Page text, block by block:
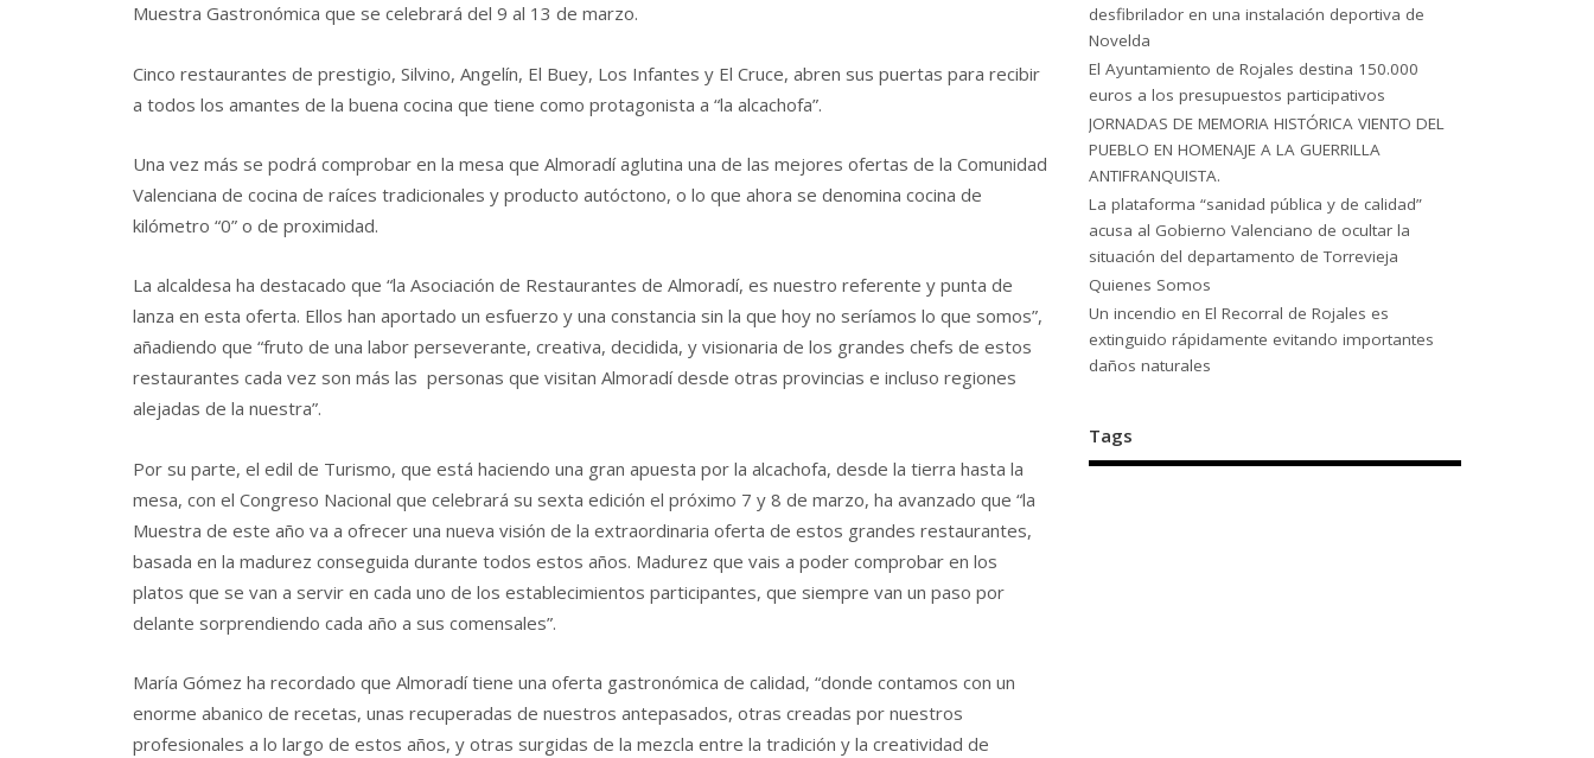
Muestra Gastronómica que se celebrará del 9 al 13 de marzo.
Cinco restaurantes de prestigio, Silvino, Angelín, El Buey, Los Infantes y El Cruce, abren sus puertas para recibir
a todos los amantes de la buena cocina que tiene como protagonista a “la alcachofa”.
Una vez más se podrá comprobar en la mesa que Almoradí aglutina una de las mejores ofertas de la Comunidad
Valenciana de cocina de raíces tradicionales y producto autóctono, o lo que ahora se denomina cocina de
kilómetro “0” o de proximidad.
La alcaldesa ha destacado que “la Asociación de Restaurantes de Almoradí, es nuestro referente y punta de
lanza en esta oferta. Ellos han aportado un esfuerzo y una constancia sin la que hoy no seríamos lo que somos”,
añadiendo que “fruto de una labor perseverante, creativa, decidida, y visionaria de los grandes chefs de estos
restaurantes cada vez son más las personas que visitan Almoradí desde otras provincias e incluso regiones
alejadas de la nuestra”.
Por su parte, el edil de Turismo, que está haciendo una gran apuesta por la alcachofa, desde la tierra hasta la
mesa, con el Congreso Nacional que celebrará su sexta edición el próximo 7 y 8 de marzo, ha avanzado que “la
Muestra de este año va a ofrecer una nueva visión de la extraordinaria oferta de estos grandes restaurantes,
basada en la madurez conseguida durante todos estos años. Madurez que vais a poder comprobar en los
platos que se van a servir en cada uno de los establecimientos participantes, que siempre van un paso por
delante sorprendiendo cada año a sus comensales”.
María Gómez ha recordado que Almoradí tiene una oferta gastronómica de calidad, “donde contamos con un
enorme abanico de recetas, unas recuperadas de nuestros antepasados, otras creadas por nuestros
profesionales a lo largo de estos años, y otras surgidas de la mezcla entre la tradición y la creatividad de
desfibrilador en una instalación deportiva de
Novelda
El Ayuntamiento de Rojales destina 150.000
euros a los presupuestos participativos
JORNADAS DE MEMORIA HISTÓRICA VIENTO DEL
PUEBLO EN HOMENAJE A LA GUERRILLA
ANTIFRANQUISTA.
La plataforma “sanidad pública y de calidad”
acusa al Gobierno Valenciano de ocultar la
situación del departamento de Torrevieja
Quienes Somos
Un incendio en El Recorral de Rojales es
extinguido rápidamente evitando importantes
daños naturales
Tags